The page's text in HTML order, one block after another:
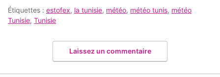
Étiquettes : estofex, la tunisie, météo, météo tunis, météo
Tunisie, Tunisie
Laissez un commentaire